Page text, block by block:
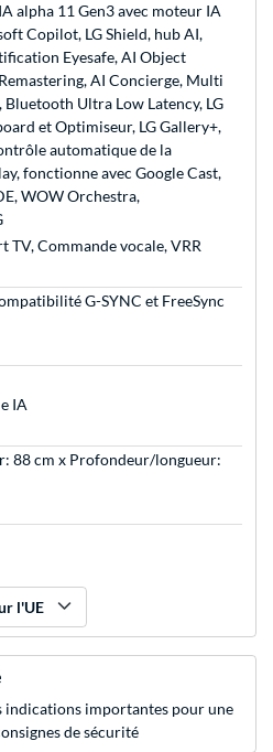
alpha 11 Gen3 avec moteur IA
Copilot, LG Shield, hub AI,
Eyesafe, AI Object
AI Concierge, Multi
Bluetooth Ultra Low Latency, LG
et Optimiseur, LG Gallery+,
automatique de la
fonctionne avec Google Cast,
WOW Orchestra,
TV, Commande vocale, VRR
G-SYNC et FreeSync
IA
88 cm x Profondeur/longueur:
l'UE
indications importantes pour une
de sécurité